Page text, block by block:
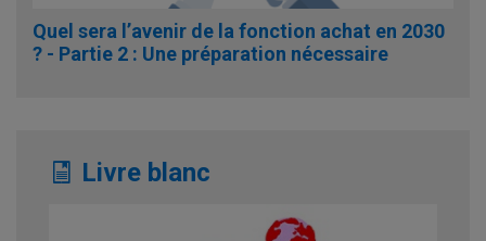
Quel sera l’avenir de la fonction achat en 2030
? - Partie 2 : Une préparation nécessaire
Livre blanc